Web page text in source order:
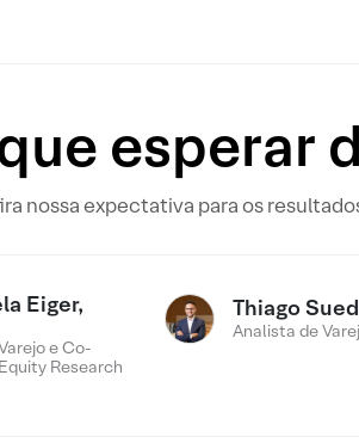
esperar
nossa expectativa para os
Eiger,
e Co-
Research
Thiago
Analista de